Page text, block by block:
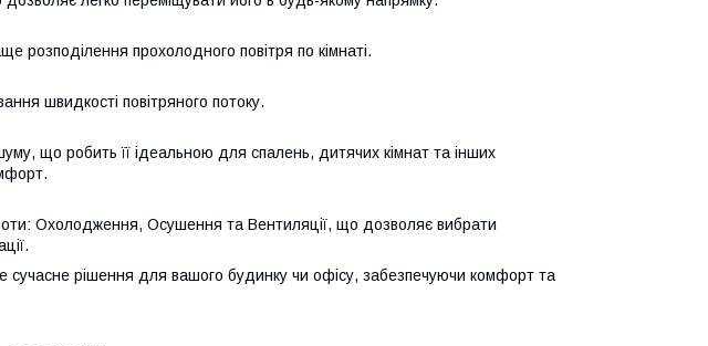
розподілення прохолодного повітря по кімнаті.
швидкості повітряного потоку.
що робить її ідеальною для спалень, дитячих кімнат та інших
Охолодження, Осушення та Вентиляції, що дозволяє вибрати
сучасне рішення для вашого будинку чи офісу, забезпечуючи комфорт та